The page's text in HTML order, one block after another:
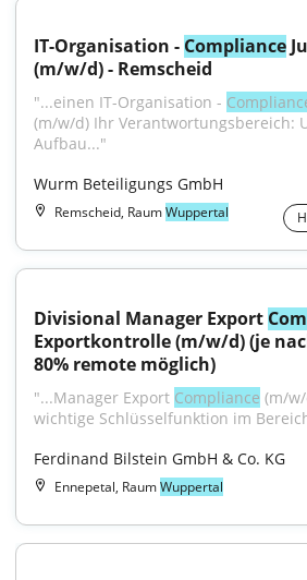
IT-Organisation - Compliance
(m/w/d) - Remscheid
"...einen IT-Organisation -
(m/w/d) Ihr Verantwortungsbereich:
Aufbau..."
Wurm Beteiligungs GmbH
Remscheid, RaumWuppertal
Divisional Manager Export
Exportkontrolle (m/w/d) (je
80% remote möglich)
"...Manager Export Compliance (m/
wichtige Schlüsselfunktion im
Ferdinand Bilstein GmbH & Co. KG
Ennepetal, RaumWuppertal